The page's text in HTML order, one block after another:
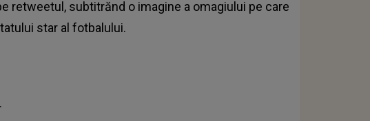
retweetul, subtitrănd o imagine a omagiului pe care
star al fotbalului.